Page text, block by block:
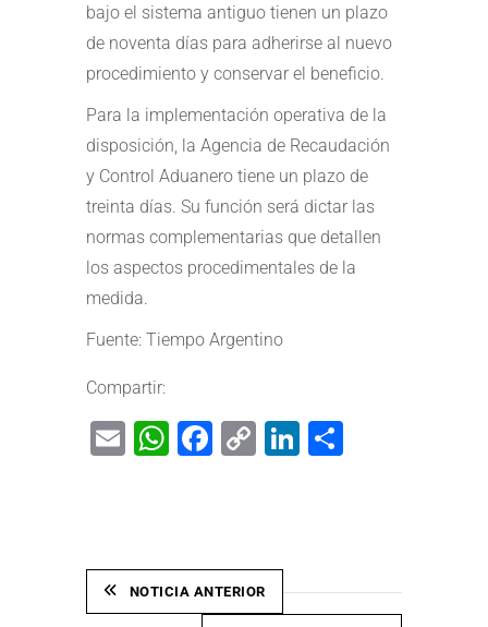
bajo el sistema antiguo tienen un plazo
de noventa días para adherirse al nuevo
procedimiento y conservar el beneficio.
Para la implementación operativa de la
disposición, la Agencia de Recaudación
y Control Aduanero tiene un plazo de
treinta días. Su función será dictar las
normas complementarias que detallen
los aspectos procedimentales de la
medida.
Fuente: Tiempo Argentino
Compartir:
EmailWhatsApp
Facebook
CopyLinkedIn
NOTICIA ANTERIOR